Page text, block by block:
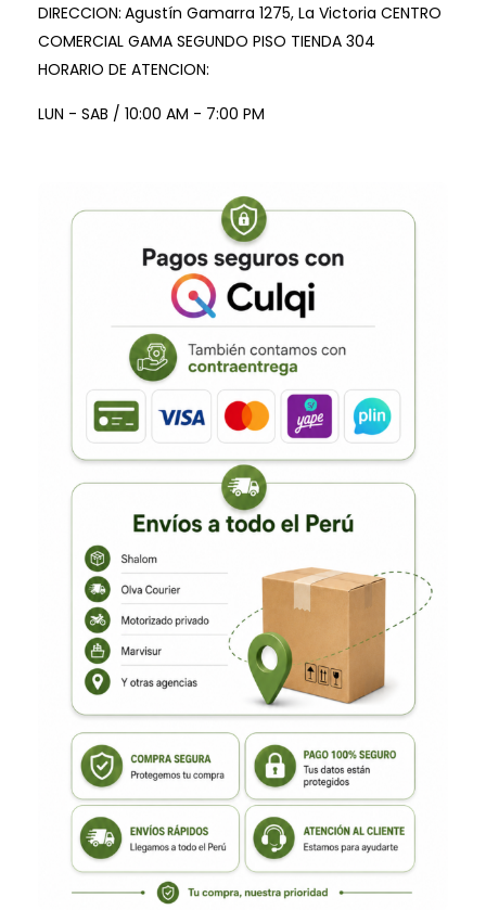
DIRECCION: Agustín Gamarra 1275, La Victoria CENTRO
COMERCIAL GAMA SEGUNDO PISO TIENDA 304
HORARIO DE ATENCION:
LUN - SAB / 10:00 AM - 7:00 PM